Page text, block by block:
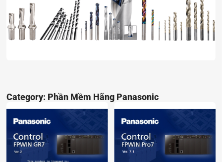
11 Th7, 2026 bởi Ngân Anh Phát
Category: Phần Mềm Hãng Panasonic